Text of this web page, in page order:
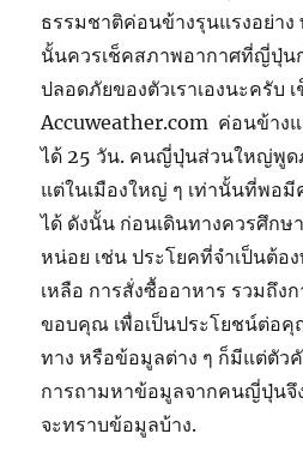
ธรรมชาติค่อนข้างรุนแรงอย่า
นั้นควรเช็คสภาพอากาศที่ญี่ปุ่น
ปลอดภัยของตัวเราเองนะครับ
Accuweather.com ค่อนข้าง
ได้ 25 วัน. คนญี่ปุ่นส่วนใหญ่พูด
แต่ในเมืองใหญ่ ๆ เท่านั้นที่พอ
ได้ ดังนั้น ก่อนเดินทางควรศึก
หน่อย เช่น ประโยคที่จำเป็นต้อ
เหลือ การสั่งซื้ออาหาร รวมถึง
ขอบคุณ เพื่อเป็นประโยชน์ต่อคุ
ทาง หรือข้อมูลต่าง ๆ ก็มีแต่ตัว
การถามหาข้อมูลจากคนญี่ปุ่นจึ
จะทราบข้อมูลบ้าง.